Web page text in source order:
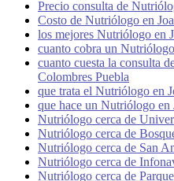
Precio consulta de
Costo de Nutriólogo en
los mejores Nutriólogo en
cuanto cobra un
cuanto cuesta la consulta
Colombres Puebla
que trata el Nutriólogo en
que hace un Nutriólogo en
Nutriólogo cerca de
Nutriólogo cerca de
Nutriólogo cerca de San
Nutriólogo cerca de
Nutriólogo cerca de